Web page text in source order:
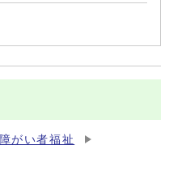
障がい者福祉